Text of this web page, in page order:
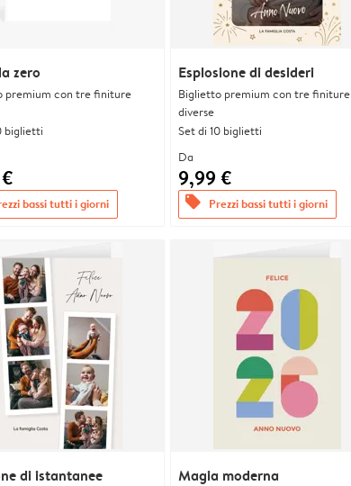
zero
premium con tre finiture
biglietti
bassi tutti i giorni
Esplosione di desideri
Biglietto premium con tre finiture
diverse
Set di 10 biglietti
Da
9,99 €
offers Prezzi bassi tutti i giorni
di istantanee Magia moderna